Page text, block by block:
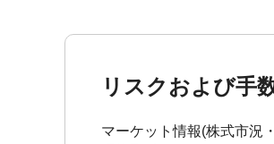
リスクおよび手
マーケット情報(株式市況